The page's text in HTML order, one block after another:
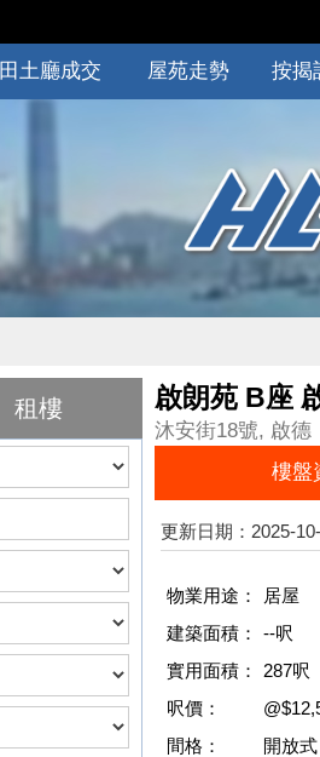
田土廳成交 屋苑走勢 按揭
租樓 啟朗苑 B座
沐安街18號, 啟德
樓盤
更新日期：2025-
物業用途：
居屋
建築面積：
--呎
實用面積：
287呎
呎價：
間格：
開放式